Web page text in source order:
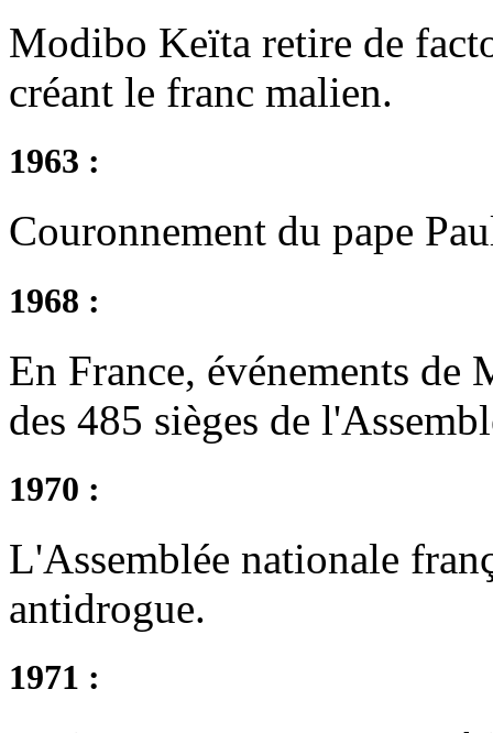
Modibo Keïta retire de
créant le franc malien.
1963 :
Couronnement du pape
1968 :
En France, événements
des 485 sièges de
1970 :
L'Assemblée nationale
antidrogue.
1971 :